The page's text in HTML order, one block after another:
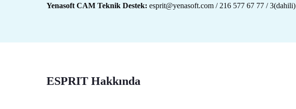
Yenasoft CAM Teknik Destek: esprit@yenasoft.com / 216 577 67 77 / 3(dahili)
ESPRIT Hakkında